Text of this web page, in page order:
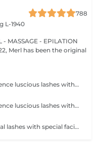
788
L-1940
- MASSAGE - EPILATION
Merl has been the original
Your mascara can't do that! Experience luscious lashes with our professional lash extensions. Each artificial lash is expertly applied to your natural lashes, creating a fuller, longer, and darker look. Volume options: choose from 1D to 5D for the perfect fullness. Personalised choices: discuss your preferences for curves and colours with our expert. What to expect: - eye area is cleaned - tape and patches protect the skin - extensions are applied to your natural lashes - lashes are dried for a secure hold - tape and patches are removed Post-care: avoid wetting lashes for 24 hours. Frequency: schedule every 3-4 weeks.
Your mascara can't do that! Experience luscious lashes with our professional lash extensions. Each artificial lash is expertly applied to your natural lashes, creating a fuller, longer, and darker look. Volume options: choose from 1D to 5D for the perfect fullness. Personalised choices: discuss your preferences for curves and colours with our expert. Comfort focused: extensions are applied one eye at a time, with breaks as needed during the 2-hour process. What to expect: - eye area is cleaned - tape and patches protect the skin - extensions are applied to your natural lashes - lashes are dried for a secure hold - tape and patches are removed Post-care: avoid wetting lashes for 24 hours. Frequency: schedule every 3-4 weeks.
Our specialists remove your artificial lashes with special facilities. If the lashes were done in our beauty space - on your next visit for lash extensions removal will be for free.